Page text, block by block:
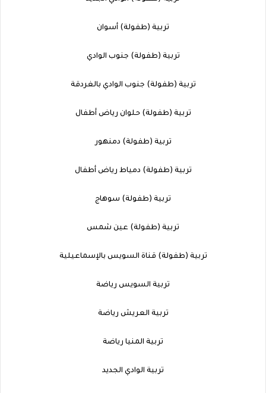
تربية (طفولة) أسوان
تربية (طفولة) جنوب الوادي
تربية (طفولة) جنوب الوادي بالغردقة
تربية (طفولة) حلوان رياض أطفال
تربية (طفولة) دمنهور
تربية (طفولة) دمياط رياض أطفال
تربية (طفولة) سوهاج
تربية (طفولة) عين شمس
تربية (طفولة) قناة السويس بالإسماعيلية
تربية السويس رياضة
تربية العريش رياضة
تربية المنيا رياضة
تربية الوادي الجديد